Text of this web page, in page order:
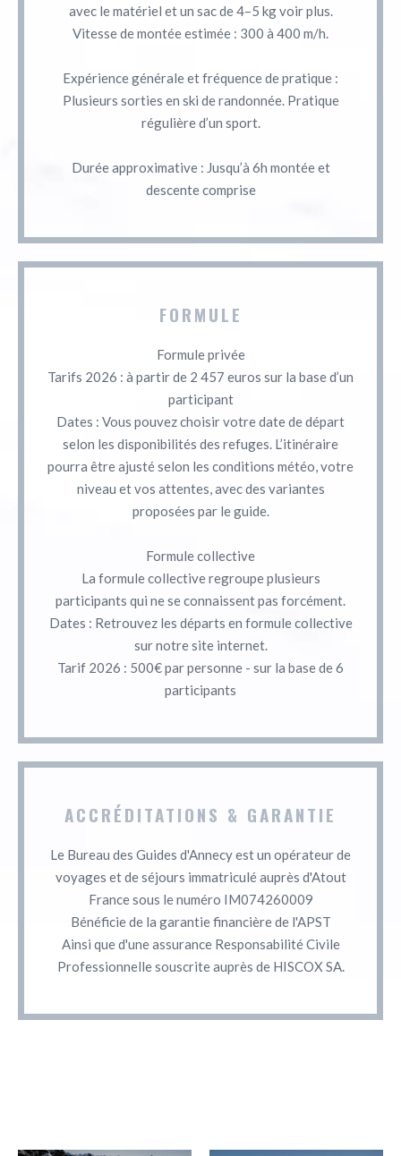
avec le matériel et un sac de 4–5 kg voir plus.
Vitesse de montée estimée : 300 à 400 m/h.
Expérience générale et fréquence de pratique :
Plusieurs sorties en ski de randonnée. Pratique
régulière d’un sport.
Durée approximative : Jusqu’à 6h montée et
descente comprise
FORMULE
Formule privée
Tarifs 2026 : à partir de 2 457 euros sur la base d’un
participant
Dates : Vous pouvez choisir votre date de départ
selon les disponibilités des refuges. L’itinéraire
pourra être ajusté selon les conditions météo, votre
niveau et vos attentes, avec des variantes
proposées par le guide.
Formule collective
La formule collective regroupe plusieurs
participants qui ne se connaissent pas forcément.
Dates : Retrouvez les départs en formule collective
sur notre site internet.
Tarif 2026 : 500€ par personne - sur la base de 6
participants
ACCRÉDITATIONS & GARANTIE
Le Bureau des Guides d'Annecy est un opérateur de
voyages et de séjours immatriculé auprès d'Atout
France sous le numéro IM074260009
Bénéficie de la garantie financière de l'APST
Ainsi que d'une assurance Responsabilité Civile
Professionnelle souscrite auprès de HISCOX SA.